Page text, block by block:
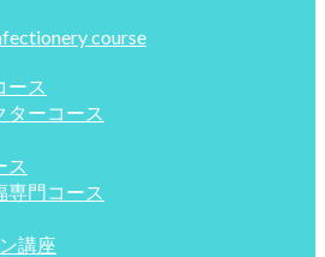
course
ース
ターコース
ス
専門コース
講座